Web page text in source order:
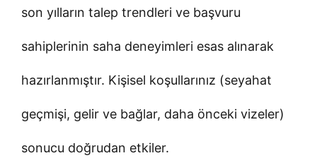
son yılların talep trendleri ve başvuru
sahiplerinin saha deneyimleri esas alınarak
hazırlanmıştır. Kişisel koşullarınız (seyahat
geçmişi, gelir ve bağlar, daha önceki vizeler)
sonucu doğrudan etkiler.